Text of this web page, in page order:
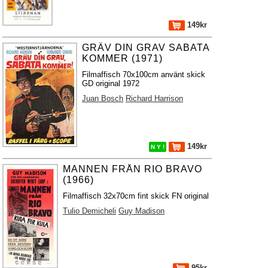
149kr
GRÄV DIN GRAV SABATA
KOMMER (1971)
Filmaffisch 70x100cm använt skick
GD original 1972
Juan Bosch Richard Harrison
N Y ! 149kr
MANNEN FRÅN RIO BRAVO
(1966)
Filmaffisch 32x70cm fint skick FN original
Tulio Demicheli Guy Madison